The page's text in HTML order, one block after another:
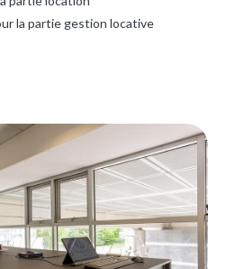
la partie gestion locative